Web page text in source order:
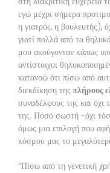
εγώ μέχρι σήμερα
η γιατρός, η βουλευτής),
γιατί πολλά από τα
μου ακούγονταν κάπως
αντίστοιχοι
κατανοώ ότι πίσω από
διεκδίκηση τηςπλήρους
συναδέλφους της και όχι
της. Πόσο σωστή -όχι
όμως μια επιλογή που
κόσμου μας το
“Πίσω από τη γενετική